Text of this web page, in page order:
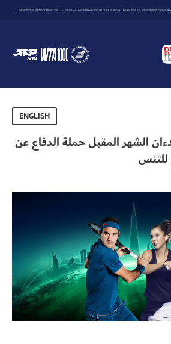
UNDER THE PATRONAGE OF H.H. SHEIKH MOHAMMED BIN RASHID AL MAKTOUM, VICE PRESIDENT
ENGLISH
الشهر المقبل حملة الدفاع عن
للتنس